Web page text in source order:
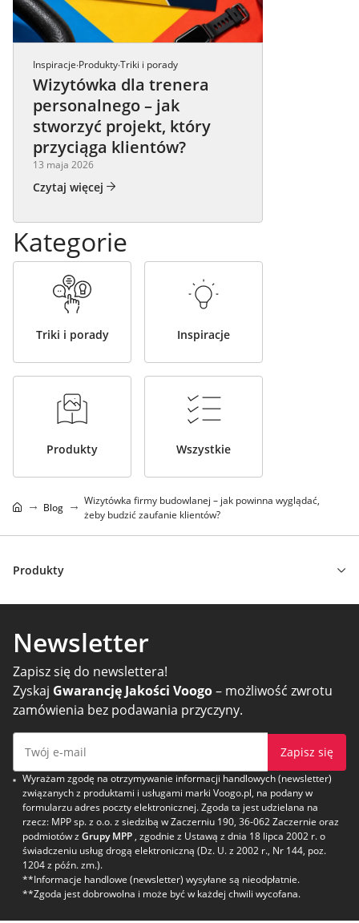
Inspiracje·Produkty·Triki i porady
Wizytówka dla trenera
personalnego – jak
stworzyć projekt, który
przyciąga klientów?
13 maja 2026
Czytaj więcej
Kategorie
Triki i porady Inspiracje
Produkty Wszystkie
Blog
Wizytówka firmy budowlanej – jak powinna wyglądać,
żeby budzić zaufanie klientów?
Produkty
Newsletter
Zapisz się do newslettera!
Zyskaj Gwarancję Jakości Voogo– możliwość zwrotu
zamówienia bez podawania przyczyny.
Zapisz się
Wyrażam zgodę na otrzymywanie informacji handlowych (newsletter)
związanych z produktami i usługami marki Voogo.pl, na podany w
formularzu adres poczty elektronicznej. Zgoda ta jest udzielana na
rzecz: MPP sp. z o.o. z siedzibą w Zaczerniu 190, 36-062 Zaczernie oraz
podmiotów z Grupy MPP , zgodnie z Ustawą z dnia 18 lipca 2002 r. o
świadczeniu usług drogą elektroniczną (Dz. U. z 2002 r., Nr 144, poz.
1204 z późn. zm.).
**Informacje handlowe (newsletter) wysyłane są nieodpłatnie.
**Zgoda jest dobrowolna i może być w każdej chwili wycofana.